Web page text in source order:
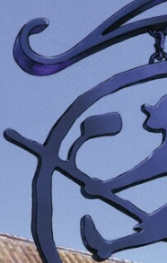
ÉVÉNEMENTS
SCOLAIRES
PRATIQUE
PROGRAMME